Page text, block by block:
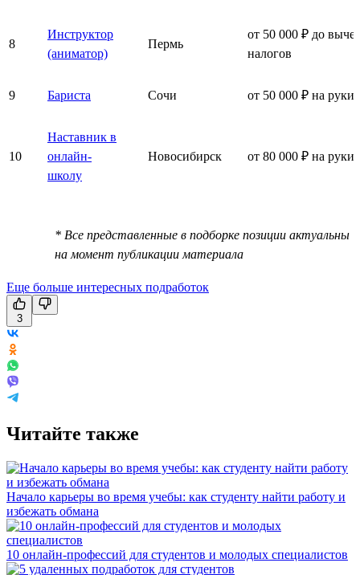
8
Инструктор
(аниматор)
Пермь
от 50 000 ₽ до
налогов
9 Бариста Сочи от 50 000 ₽ на руки
10
Наставник в
онлайн-
школу
Новосибирск от 80 000 ₽ на руки
* Все представленные в подборке позиции актуальны
на момент публикации материала
Еще больше интересных подработок
3
Читайте также
Начало карьеры во время учебы: как студенту найти работу и
избежать обмана
10 онлайн-профессий для студентов и молодых специалистов